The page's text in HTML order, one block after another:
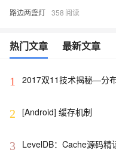
路边两盏灯 358
热门文章 最新文章
1
2017双11技术揭秘—分
2 [Android] 缓存机制
3 LevelDB：Cache源码